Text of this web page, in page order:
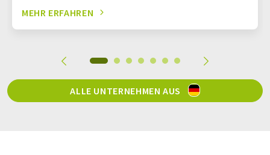
MEHR ERFAHREN
ALLE UNTERNEHMEN AUS